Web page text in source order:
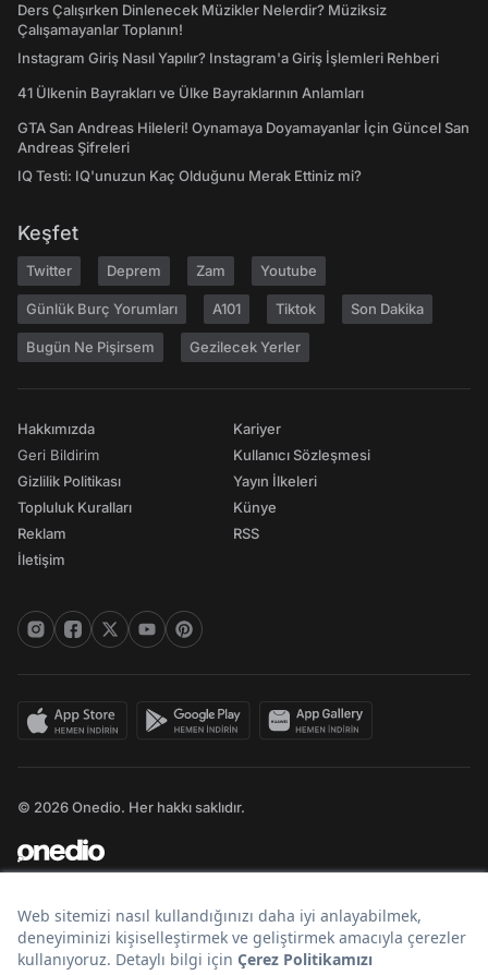
Ders Çalışırken Dinlenecek Müzikler Nelerdir? Müziksiz
Çalışamayanlar Toplanın!
Instagram Giriş Nasıl Yapılır? Instagram'a Giriş İşlemleri Rehberi
41 Ülkenin Bayrakları ve Ülke Bayraklarının Anlamları
GTA San Andreas Hileleri! Oynamaya Doyamayanlar İçin Güncel San
Andreas Şifreleri
IQ Testi: IQ'unuzun Kaç Olduğunu Merak Ettiniz mi?
Keşfet
Twitter Deprem Zam Youtube
Günlük Burç Yorumları A101 Tiktok Son Dakika
Bugün Ne Pişirsem Gezilecek Yerler
Hakkımızda
Geri Bildirim
Gizlilik Politikası
Topluluk Kuralları
Reklam
İletişim
Kariyer
Kullanıcı Sözleşmesi
Yayın İlkeleri
Künye
RSS
© 2026 Onedio. Her hakkı saklıdır.
Bir markasıdır.